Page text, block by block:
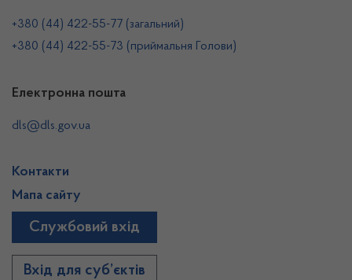
+380 (44) 422-55-77 (загальний)
+380 (44) 422-55-73 (приймальня Голови)
Електронна пошта
dls@dls.gov.ua
Контакти
Мапа сайту
Службовий вхід
Вхід для суб’єктів